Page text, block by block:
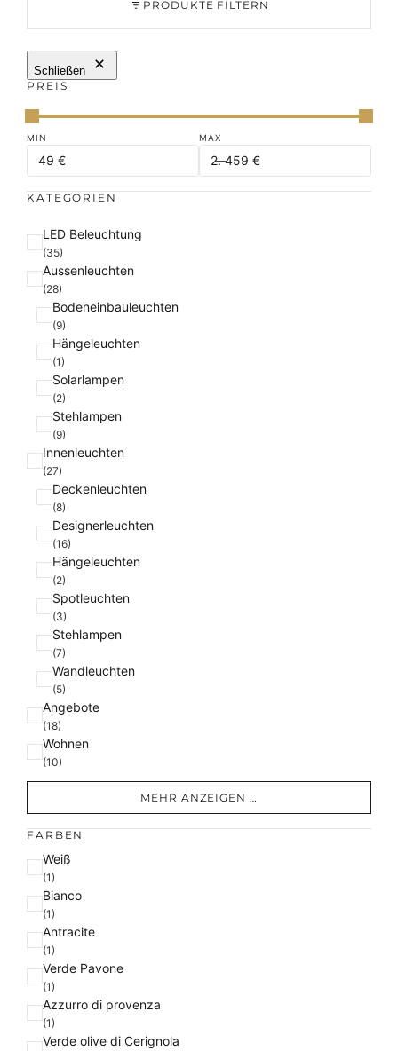
PRODUKTE FILTERN
Schließen
PREIS
KATEGORIEN
K
a
t
e
LED Beleuchtung
(35)
Aussenleuchten
(28)
Bodeneinbauleuchten
(9)
Hängeleuchten
(1)
Solarlampen
(2)
Stehlampen
(9)
Innenleuchten
(27)
Deckenleuchten
(8)
Designerleuchten
(16)
Hängeleuchten
(2)
Spotleuchten
(3)
Stehlampen
(7)
Wandleuchten
(5)
Angebote
(18)
Wohnen
(10)
MEHR ANZEIGEN …
FARBEN
F
a
r
b
e
Weiß
(1)
Bianco
(1)
Antracite
(1)
Verde Pavone
(1)
Azzurro di provenza
(1)
Verde olive di Cerignola